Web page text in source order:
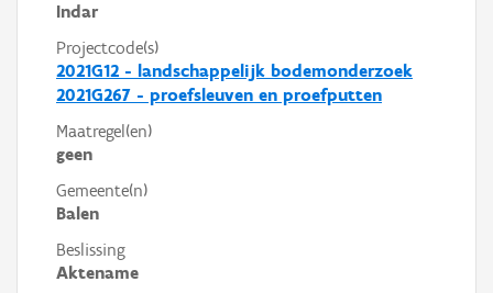
Indar
Projectcode(s)
2021G12 - landschappelijk bodemonderzoek
2021G267 - proefsleuven en proefputten
Maatregel(en)
geen
Gemeente(n)
Balen
Beslissing
Aktename